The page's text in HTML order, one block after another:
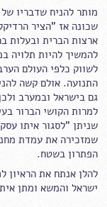
מותר להניח שדבריו
שכונה אז "הציר
ארצות הברית ובעלות
להמשיך להיות תלויה
לשווק כלפי העולם
התנועה. אולם קשה
גם בישראל ובמערב
למרות הקושי הברור
שניתן "לסגור איתו
שמזכירה את עמדת
הפתרון בשטח.
להלן אנתח את הראיון
ישראל והמשא ומתן